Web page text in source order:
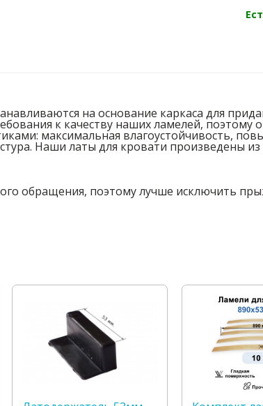
на основание каркаса для
к качеству наших ламелей,
максимальная влагоустойчивость,
Наши латы для кровати произведены
обращения, поэтому лучше исключить